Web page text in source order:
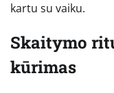
kartu su vaiku.
Skaitymo
kūrimas